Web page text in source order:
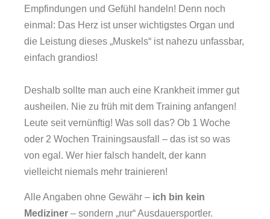
Empfindungen und Gefühl handeln! Denn noch
einmal: Das Herz ist unser wichtigstes Organ und
die Leistung dieses „Muskels“ ist nahezu unfassbar,
einfach grandios!
Deshalb sollte man auch eine Krankheit immer gut
ausheilen. Nie zu früh mit dem Training anfangen!
Leute seit vernünftig! Was soll das? Ob 1 Woche
oder 2 Wochen Trainingsausfall – das ist so was
von egal. Wer hier falsch handelt, der kann
vielleicht niemals mehr trainieren!
Alle Angaben ohne Gewähr – ich bin kein
Mediziner – sondern „nur“ Ausdauersportler.